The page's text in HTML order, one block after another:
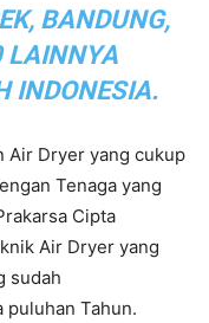
BANDUNG,
LAINNYA
INDONESIA.
Air Dryer yang cukup
Tenaga yang
Cipta
Air Dryer yang
sudah
puluhan Tahun.